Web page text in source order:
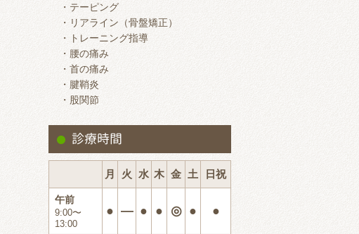
2024.10
2024.9
2024.8
2024.7
2024.6
2024.5
2024.2
2024.1
・テーピング
・リアライン（骨盤矯正）
・トレーニング指導
・腰の痛み
・首の痛み
・腱鞘炎
・股関節
診療時間
月 火 水 木 金 土 日祝
午前
9:00〜
13:00
● ― ● ● ◎ ● ●